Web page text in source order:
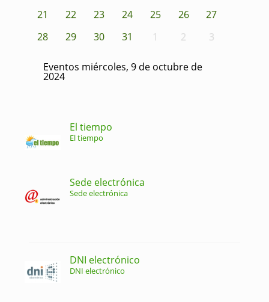
21
22 23 24 25 26
27
28
29 30 31 1 2 3
Eventos miércoles, 9 de octubre de
2024
El tiempo
El tiempo
Sede electrónica
Sede electrónica
DNI electrónico
DNI electrónico